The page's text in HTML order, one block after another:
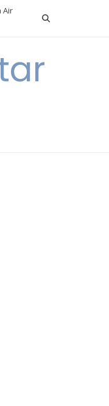
Air